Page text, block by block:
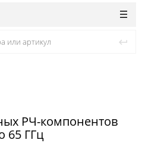
РЧ-компонентов
65 ГГц